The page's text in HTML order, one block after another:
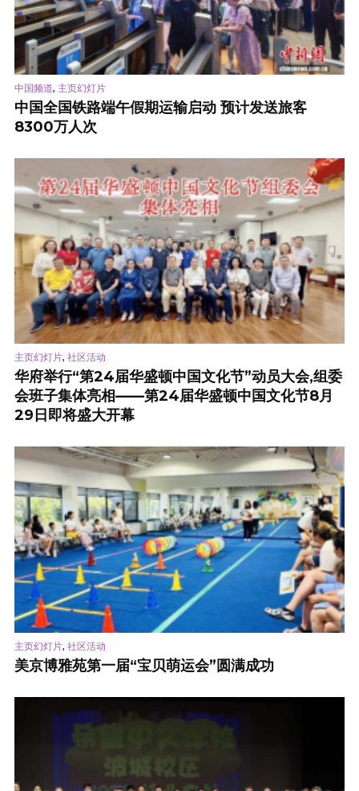
中国频道, 主页幻灯片
中国全国铁路端午假期运输启动 预计发送旅客
8300万人次
主页幻灯片, 社区活动
华府举行“第24届华盛顿中国文化节”动员大会,组委
会班子集体亮相——第24届华盛顿中国文化节8月
29日即将盛大开幕
主页幻灯片, 社区活动
美京博雅苑第一届“宝贝萌运会”圆满成功